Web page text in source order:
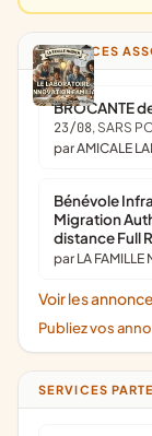
ANNONCES
BROCANTE
23/08, SARS
par AMICALE
Bénévole
Migration
distance Full
par LA
Voir les
Publiez vos
SERVICES